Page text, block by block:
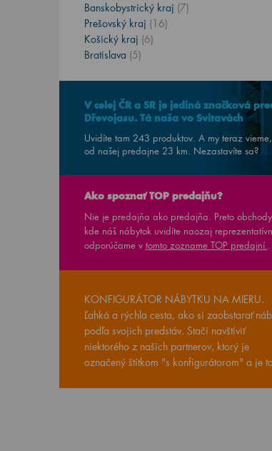
Banskobystrický kraj (7)
Prešovský kraj (16)
Košický kraj (6)
Bratislava (5)
V celej ČR a SR je jediná značková
Dřevojasu. Tá naša vo Svitavách
Uvidíte tam 243 produktov. A my teraz
od našej predajne 23 km. Nezastavíte sa?
Ako spoznať TOP predajňu?
Nie je predajňa ako predajňa. Preto
kde náš nábytok uvidíte naozaj
odporúčame v tomto zozname TOP predajní.
KONFIGURÁTOR NÁBYTKU NA MIERU.
Ľahká a rýchla cesta, ako si zaobstarať
podľa svojich predstáv. Stačí navštíviť
niektorého z našich partnerov, ktorý je
označený štítkom "s konfigurátorom" a je